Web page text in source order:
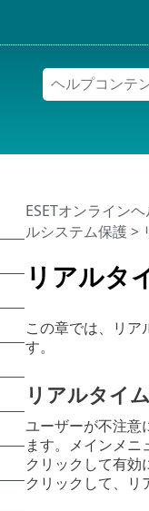
リアルタ
ESETオンライン
ルシステム保護>
この章では、リア
す。
リアルタイ
ユーザーが不注意
ます。メインメニ
クリックして有効
クリックして、リ